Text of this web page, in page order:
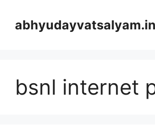
contentabhyudayvatsalyam.in
bsnl internet